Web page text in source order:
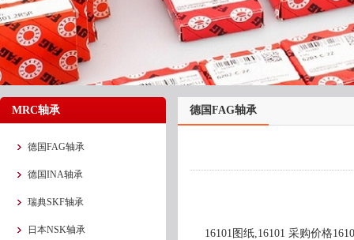
MRC轴承
德国FAG轴承
德国INA轴承
瑞典SKF轴承
日本NSK轴承
德国FAG轴承
16101图纸,16101 采购价格